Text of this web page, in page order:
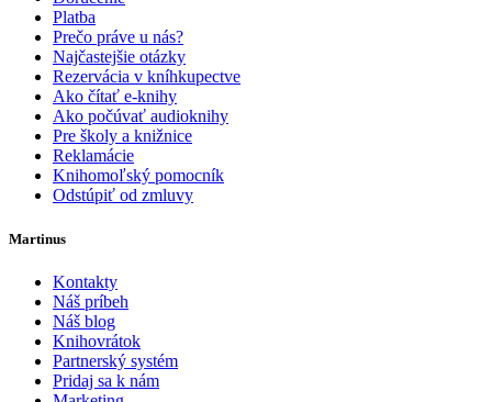
Platba
Prečo práve u nás?
Najčastejšie otázky
Rezervácia v kníhkupectve
Ako čítať e-knihy
Ako počúvať audioknihy
Pre školy a knižnice
Reklamácie
Knihomoľský pomocník
Odstúpiť od zmluvy
Martinus
Kontakty
Náš príbeh
Náš blog
Knihovrátok
Partnerský systém
Pridaj sa k nám